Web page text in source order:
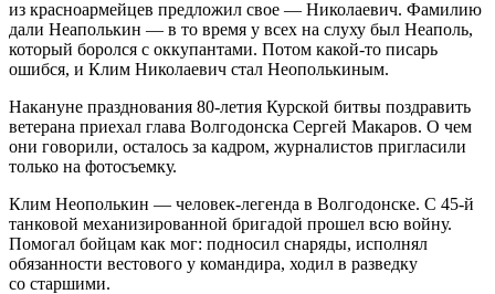
из красноармейцев предложил свое — ​Николаевич. Фамилию
дали Неаполькин — ​в то время у всех на слуху был Неаполь,
который боролся с оккупантами. Потом какой-то писарь
ошибся, и Клим Николаевич стал Неополькиным.
Накануне празднования 80‑летия Курской битвы поздравить
ветерана приехал глава Волгодонска Сергей Макаров. О чем
они говорили, осталось за кадром, журналистов пригласили
только на фотосъемку.
Клим Неополькин — ​человек-легенда в Волгодонске. С 45‑й
танковой механизированной бригадой прошел всю войну.
Помогал бойцам как мог: подносил снаряды, исполнял
обязанности вестового у командира, ходил в разведку
со старшими.